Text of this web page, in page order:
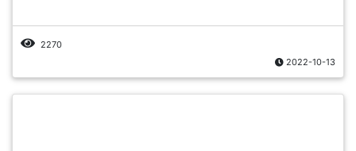
2270
2022-10-13